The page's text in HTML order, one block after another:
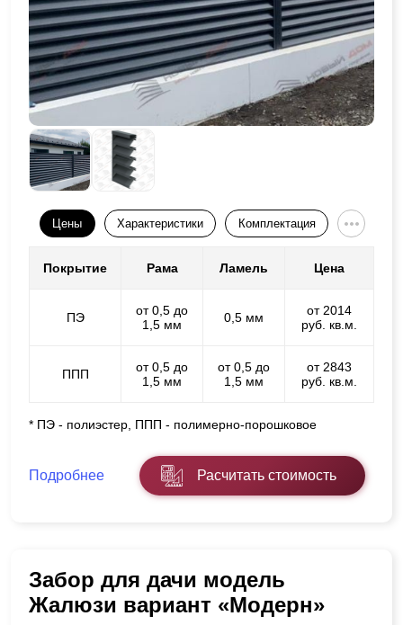
Цены Характеристики Комплектация
Покрытие Рама Ламель Цена
ПЭ
от 0,5 до
1,5 мм
0,5 мм
от 2014
руб. кв.м.
ППП
от 0,5 до
1,5 мм
от 0,5 до
1,5 мм
от 2843
руб. кв.м.
* ПЭ - полиэстер, ППП - полимерно-порошковое
Подробнее Расчитать стоимость
Забор для дачи модель
Жалюзи вариант «Модерн»